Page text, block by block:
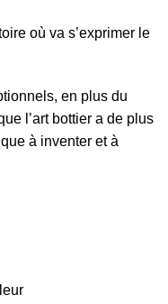
où va s’exprimer le
en plus du
l’art bottier a de plus
à inventer et à